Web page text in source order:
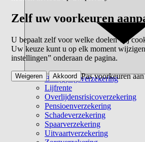
Beleggingsverzekering
Lijfrente
Overlijdensrisicoverzekering
Pensioenverzekering
Schadeverzekering
Spaarverzekering
Uitvaartverzekering
Zelf uw voorkeuren
U bepaalt zelf voor welke doelen wij
Uw keuze kunt u op elk moment
instellingen” onderaan de pagina.
Pas voorkeuren aan
Weigeren Akkoord